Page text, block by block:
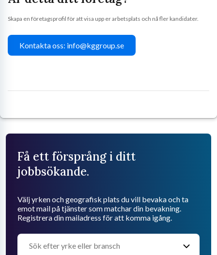
Skapa en företagsprofil för att visa upp er arbetsplats och nå fler kandidater.
Kontakta oss: info@kggroup.se
Få ett försprång i ditt
jobbsökande.
Välj yrken och geografisk plats du vill bevaka och ta
emot mail på tjänster som matchar din bevakning.
Registrera din mailadress för att komma igång.